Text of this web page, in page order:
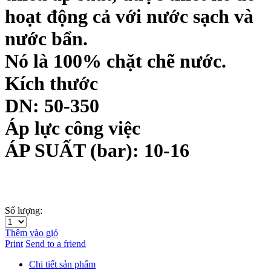
hoạt động cả với nước sạch và
nước bẩn.
Nó là 100% chặt chẽ nước.
Kích thước
DN: 50-350
Áp lực công việc
ÁP SUẤT (bar): 10-16
Số lượng:
Thêm vào giỏ
Print Send to a friend
Chi tiết sản phẩm